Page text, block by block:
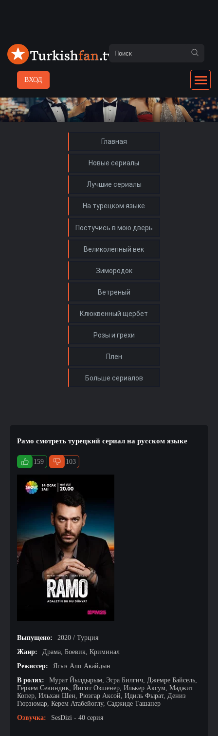
ВХОД
Главная
Новые сериалы
Лучшие сериалы
На турецком языке
Рамо смотреть турецкий сериал на русском языке
159 103
Выпущено:
2020 / Турция
Жанр:
Драма, Боевик, Криминал
Режиссер:
Ягыз Алп Акайдын
В ролях:
Мурат Йылдырым, Эсра Билгич, Джемре Байсель,
Гёркем Севиндик, Йигит Озшенер, Илькер Аксум, Маджит
Копер, Ильхан Шен, Рюзгар Аксой, Идиль Фырат, Дениз
Гюрзюмар, Керем Атабейоглу, Саджиде Ташанер
Озвучка:
SesDizi - 40 серия